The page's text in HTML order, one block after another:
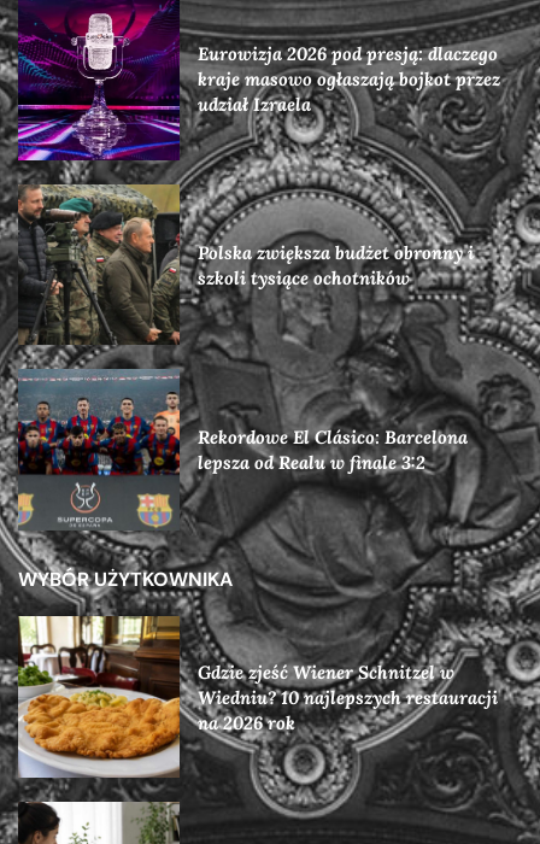
Eurowizja 2026 pod presją: dlaczego
kraje masowo ogłaszają bojkot przez
udział Izraela
Polska zwiększa budżet obronny i
szkoli tysiące ochotników
Rekordowe El Clásico: Barcelona
lepsza od Realu w finale 3:2
WYBÓR UŻYTKOWNIKA
Gdzie zjeść Wiener Schnitzel w
Wiedniu? 10 najlepszych restauracji
na 2026 rok